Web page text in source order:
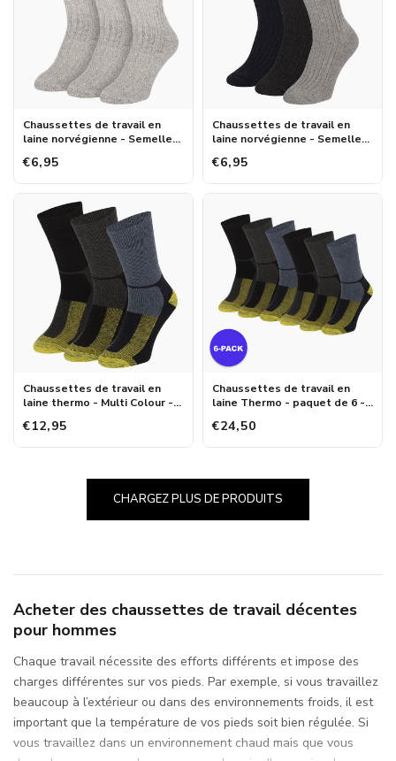
Chaussettes de travail en
laine norvégienne - Semelle
€6,95
Chaussettes de travail en
laine norvégienne - Semelle
€6,95
Chaussettes de travail en
laine thermo - Multi Colour -
€12,95
Chaussettes de travail en
laine Thermo - paquet de 6 -
€24,50
CHARGEZ PLUS DE PRODUITS
Acheter des chaussettes de travail décentes
pour hommes
Chaque travail nécessite des efforts différents et impose des
charges différentes sur vos pieds. Par exemple, si vous travaillez
beaucoup à l’extérieur ou dans des environnements froids, il est
important que la température de vos pieds soit bien régulée. Si
vous travaillez dans un environnement chaud mais que vous